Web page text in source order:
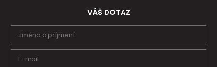
VÁŠ DOTAZ